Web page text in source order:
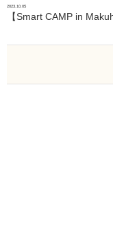
2023.10.05
【Smart CAMP in